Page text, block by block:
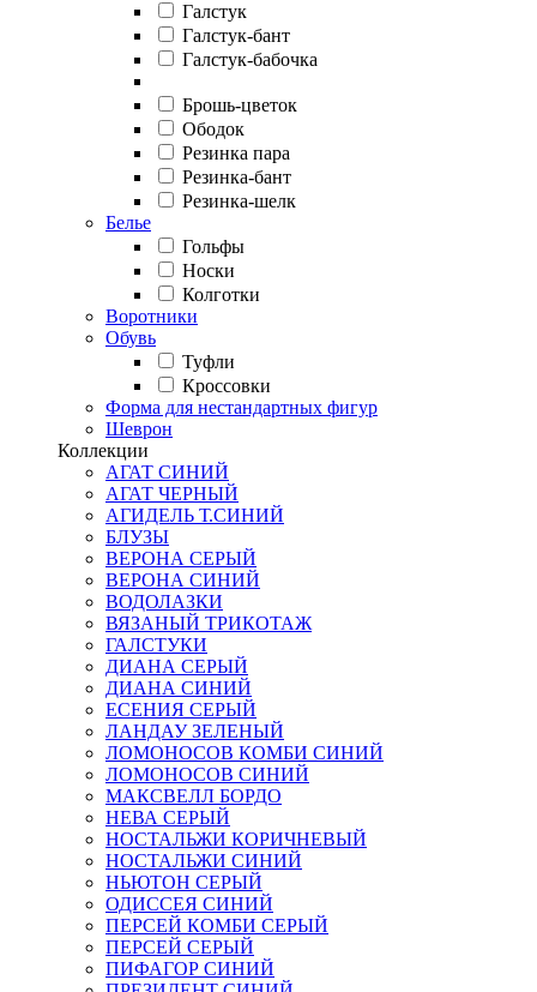
Галстук
Галстук-бант
Галстук-бабочка
Брошь-цветок
Ободок
Резинка пара
Резинка-бант
Резинка-шелк
Белье
Гольфы
Носки
Колготки
Воротники
Обувь
Туфли
Кроссовки
Форма для нестандартных фигур
Шеврон
Коллекции
АГАТ СИНИЙ
АГАТ ЧЕРНЫЙ
АГИДЕЛЬ Т.СИНИЙ
БЛУЗЫ
ВЕРОНА СЕРЫЙ
ВЕРОНА СИНИЙ
ВОДОЛАЗКИ
ВЯЗАНЫЙ ТРИКОТАЖ
ГАЛСТУКИ
ДИАНА СЕРЫЙ
ДИАНА СИНИЙ
ЕСЕНИЯ СЕРЫЙ
ЛАНДАУ ЗЕЛЕНЫЙ
ЛОМОНОСОВ КОМБИ СИНИЙ
ЛОМОНОСОВ СИНИЙ
МАКСВЕЛЛ БОРДО
НЕВА СЕРЫЙ
НОСТАЛЬЖИ КОРИЧНЕВЫЙ
НОСТАЛЬЖИ СИНИЙ
НЬЮТОН СЕРЫЙ
ОДИССЕЯ СИНИЙ
ПЕРСЕЙ КОМБИ СЕРЫЙ
ПЕРСЕЙ СЕРЫЙ
ПИФАГОР СИНИЙ